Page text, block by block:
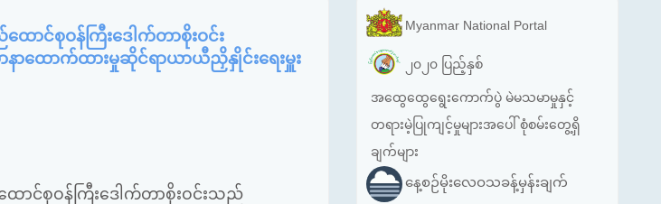
ောင်စုဝန်ကြီးဒေါက်တာစိုးဝင်း
ာနာထောက်ထားမှုဆိုင်ရာယာယီညှိနှိုင်းရေးမှူး
ောင်စုဝန်ကြီးဒေါက်တာစိုးဝင်းသည်
Myanmar National Portal
၂၀၂၀ ပြည့်နှစ်
အထွေထွေရွေးကောက်ပွဲ မဲမသမာမှုနှင့်
တရားမဲ့ပြုကျင့်မှုများအပေါ် စုံစမ်းတွေ့ရှိ
ချက်များ
နေ့စဉ်မိုးလေဝသခန့်မှန်းချက်